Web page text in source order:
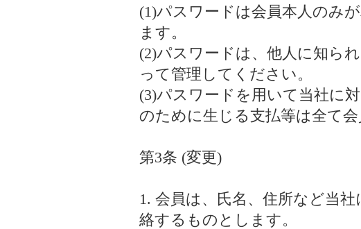
(1)パスワードは会員本人のみ
ます。
(2)パスワードは、他人に知ら
って管理してください。
(3)パスワードを用いて当社に
のために生じる支払等は全て会
第3条 (変更)
1. 会員は、氏名、住所など当
絡するものとします。